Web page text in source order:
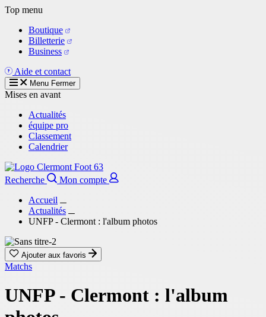
Aller
contenu
principal
Top menu
Boutique
Billetterie
Business
Aide et contact
Menu Fermer
Mises en avant
Actualités
équipe pro
Classement
Calendrier
Recherche
Mon compte
Accueil
Actualités
UNFP - Clermont : l'album photos
Ajouter aux favoris
Matchs
UNFP - Clermont : l'album